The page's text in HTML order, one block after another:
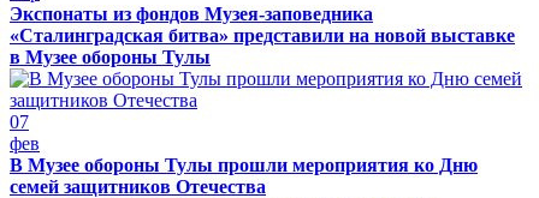
Экспонаты из фондов Музея-заповедника
«Сталинградская битва» представили на новой выставке
в Музее обороны Тулы
07
фев
В Музее обороны Тулы прошли мероприятия ко Дню
семей защитников Отечества